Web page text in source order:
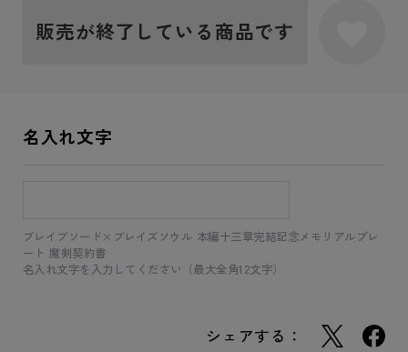
販売が終了している商品です
名入れ文字
ブレイブソード×ブレイズソウル 本編十三章完結記念メモリアルプレ
ート 魔剣契約書
名入れ文字を入力してください（最大全角12文字）
シェアする：